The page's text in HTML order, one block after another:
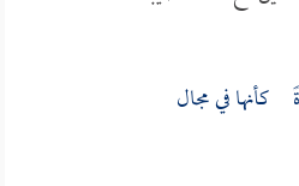
كأنها في مجال